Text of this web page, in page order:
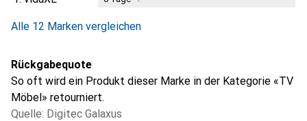
Alle 12 Marken vergleichen
Rückgabequote
So oft wird ein Produkt dieser Marke in der Kategorie «TV
Möbel» retourniert.
Quelle: Digitec Galaxus